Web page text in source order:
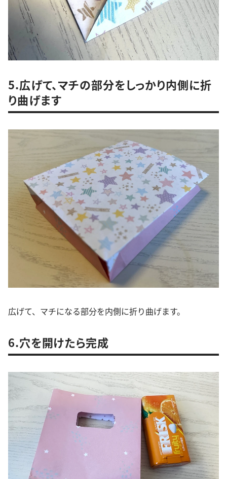
5.広げて、マチの部分をしっかり内側に折
り曲げます
広げて、マチになる部分を内側に折り曲げます。
6.穴を開けたら完成